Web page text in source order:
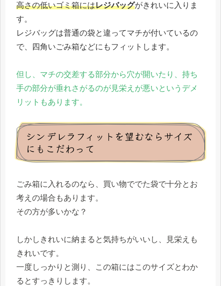
高さの低いゴミ箱にはレジバッグがきれいに入りま
す。
レジバッグは普通の袋と違ってマチが付いているの
で、四角いごみ箱などにもフィットします。
但し、マチの交差する部分から穴が開いたり、持ち
手の部分が垂れさがるのが見栄えが悪いというデメ
リットもあります。
シンデレラフィットを望むならサイズ
にもこだわって
ごみ箱に入れるのなら、買い物ででた袋で十分とお
考えの場合もあります。
その方が多いかな？
しかしきれいに納まると気持ちがいいし、見栄えも
きれいです。
一度しっかりと測り、この箱にはこのサイズとわか
るとすっきりします。